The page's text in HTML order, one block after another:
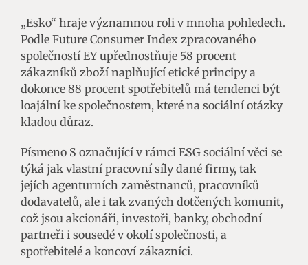
„Esko“ hraje významnou roli v mnoha pohledech.
Podle Future Consumer Index zpracovaného
společností EY upřednostňuje 58 procent
zákazníků zboží naplňující etické principy a
dokonce 88 procent spotřebitelů má tendenci být
loajální ke společnostem, které na sociální otázky
kladou důraz.
Písmeno S označující v rámci ESG sociální věci se
týká jak vlastní pracovní síly dané firmy, tak
jejích agenturních zaměstnanců, pracovníků
dodavatelů, ale i tak zvaných dotčených komunit,
což jsou akcionáři, investoři, banky, obchodní
partneři i sousedé v okolí společnosti, a
spotřebitelé a koncoví zákazníci.